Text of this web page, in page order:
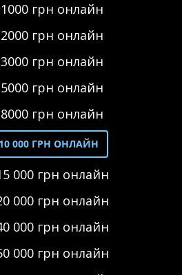
грн онлайн
грн онлайн
грн онлайн
грн онлайн
грн онлайн
000 ГРН ОНЛАЙН
000 грн онлайн
000 грн онлайн
000 грн онлайн
000 грн онлайн